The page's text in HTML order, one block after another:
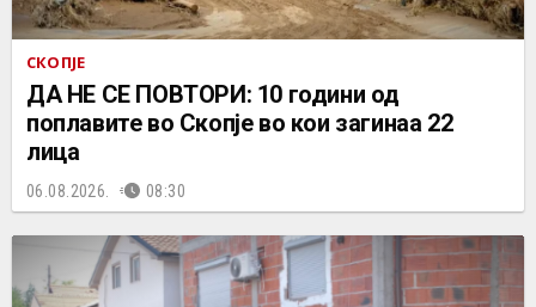
СКОПЈЕ
ДА НЕ СЕ ПОВТОРИ: 10 години од
поплавите во Скопје во кои загинаа 22
лица
06.08.2026. 08:30